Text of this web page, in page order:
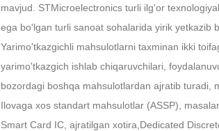
mavjud. STMicroelectronics turli ilg'or
ega bo'lgan turli sanoat sohalarida yirik yetkazib
Yarimo'tkazgichli mahsulotlarni taxminan ikki
yarimo'tkazgich ishlab chiqaruvchilari,
bozordagi boshqa mahsulotlardan ajratib turadi,
Ilovaga xos standart mahsulotlar (ASSP),
Smart Card IC, ajratilgan xotira, Dedicated